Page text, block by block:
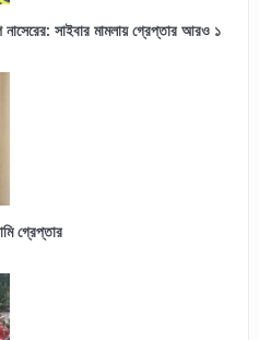
সাইবার মামলায় গ্রেপ্তার আরও ১
গ্রেপ্তার